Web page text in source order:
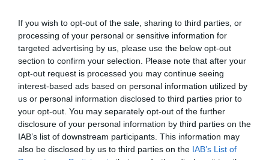
If you wish to opt-out of the sale, sharing to third parties, or
processing of your personal or sensitive information for
targeted advertising by us, please use the below opt-out
section to confirm your selection. Please note that after your
opt-out request is processed you may continue seeing
interest-based ads based on personal information utilized by
us or personal information disclosed to third parties prior to
your opt-out. You may separately opt-out of the further
disclosure of your personal information by third parties on the
IAB’s list of downstream participants. This information may
also be disclosed by us to third parties on the IAB’s List of
σε βάρος της σωστής αντίληψης των
χρωμάτων, η οποία μπορεί να
προκαλέσει προβλήματα (κατά την
οδήγηση, για παράδειγμα, και πρέπει
να είναι σε θέση να διαφοροποιήσει
σαφώς τα χρώματα του φαναριού).
Μερικά γυαλιά ηλίου έχουν
εναλλάξιμους φακούς, οπότε